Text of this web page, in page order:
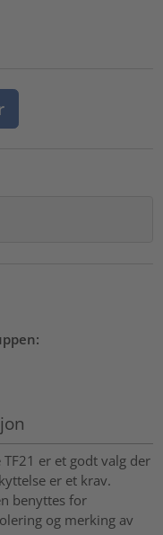
er et godt valg der
er et krav.
benyttes for
og merking av